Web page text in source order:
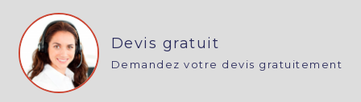
Devis gratuit
Demandez votre devis gratuitement